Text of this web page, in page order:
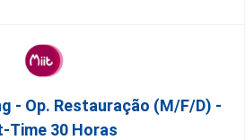
- Op. Restauração (m/f/d) -
Time 30 Horas